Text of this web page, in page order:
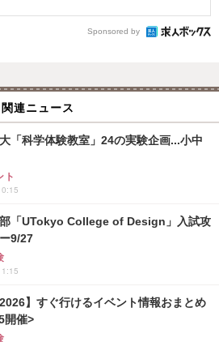
Sponsored by
関連ニュース
「科学体験教室」24の実験企画...小中
ト
「UTokyo College of Design」入試攻
9/27
2026】すぐ行けるイベント情報おまとめ
開催>